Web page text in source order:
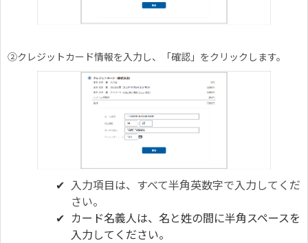
②クレジットカード情報を入力し、「確認」をクリックします。
入力項目は、すべて半角英数字で入力してくだ
さい。
カード名義人は、名と姓の間に半角スペースを
入力してください。